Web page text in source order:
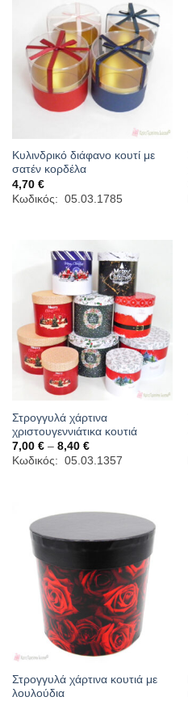
Κυλινδρικό διάφανο κουτί με
σατέν κορδέλα
4,70 €
Κωδικός: 05.03.1785
Στρογγυλά χάρτινα
χριστουγεννιάτικα κουτιά
7,00 € – 8,40 €Price
range:
7,00 €
Κωδικός: 05.03.1357
Στρογγυλά χάρτινα κουτιά με
λουλούδια